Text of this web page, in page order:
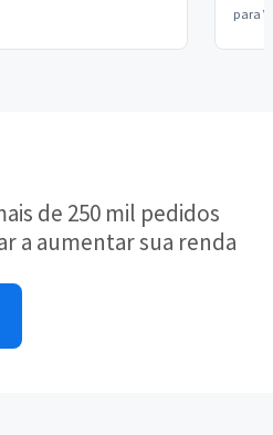
para
de 250 mil pedidos
a aumentar sua renda